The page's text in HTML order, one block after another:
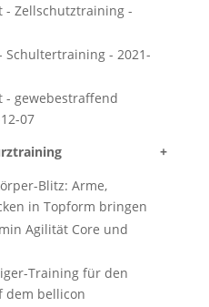
- Zellschutztraining -
Schultertraining - 2021-
- gewebestraffend
07
+
Blitz: Arme,
in Topform bringen
Agilität Core und
Training für den
dem bellicon